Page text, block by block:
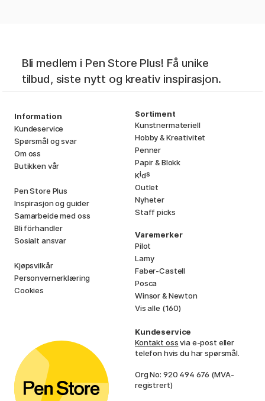
Bli medlem i Pen Store Plus! Få unike
tilbud, siste nytt og kreativ inspirasjon.
Information
Kundeservice
Spørsmål og svar
Om oss
Butikken vår
Pen Store Plus
Inspirasjon og guider
Samarbeide med oss
Bli förhandler
Sosialt ansvar
Kjøpsvilkår
Personvernerklæring
Cookies
Sortiment
Kunstnermateriell
Hobby & Kreativitet
Penner
Papir & Blokk
Kids
Outlet
Nyheter
Staff picks
Varemerker
Pilot
Lamy
Faber-Castell
Posca
Winsor & Newton
Vis alle (160)
Kundeservice
Kontakt ossvia e-post eller
telefon hvis du har spørsmål.
Org No: 920 494 676 (MVA-
registrert)